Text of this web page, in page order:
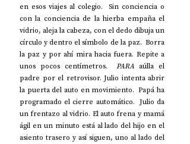
en esos viajes al colegio.  Sin conciencia o
con la conciencia de la hierba empaña el
vidrio, aleja la cabeza, con el dedo dibuja un
círculo y dentro el símbolo de la paz.  Borra
la paz y por ahí mira hacia fuera. Repite a
unos pocos centímetros. PARA aúlla el
padre por el retrovisor. Julio intenta abrir
la puerta del auto en movimiento.  Papá ha
programado el cierre automático.  Julio da
un frentazo al vidrio. El auto frena y mamá
ágil en un minuto está al lado del hijo en el
asiento trasero y así siguen, uno al lado del